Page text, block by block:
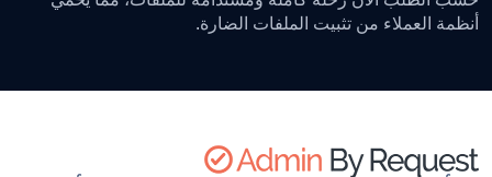
أنظمة العملاء من تثبيت الملفات الضارة.